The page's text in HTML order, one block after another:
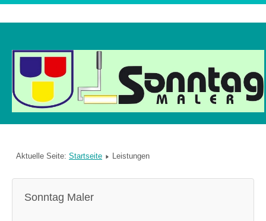
Aktuelle Seite: Startseite Leistungen
Sonntag Maler